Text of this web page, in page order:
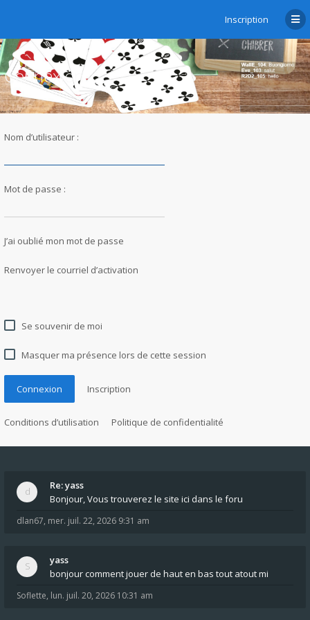
Inscription
Connexion
Nom d’utilisateur :
Mot de passe :
J’ai oublié mon mot de passe
Renvoyer le courriel d’activation
Se souvenir de moi
Masquer ma présence lors de cette session
Connexion Inscription
Conditions d’utilisation Politique de confidentialité
Re: yass
Bonjour, Vous trouverez le site ici dans le foru
dlan67, mer. juil. 22, 2026 9:31 am
yass
bonjour comment jouer de haut en bas tout atout mi
Soflette, lun. juil. 20, 2026 10:31 am